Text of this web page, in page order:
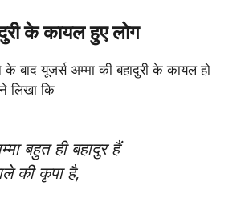
के कायल हुए लोग
के बाद यूजर्स अम्मा की बहादुरी के कायल हो
लिखा कि
बहुत ही बहादुर हैं
की कृपा है,